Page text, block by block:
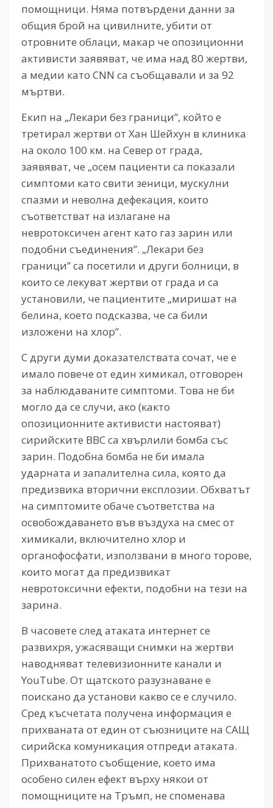
помощници. Няма потвърдени данни за
общия брой на цивилните, убити от
отровните облаци, макар че опозиционни
активисти заявяват, че има над 80 жертви,
а медии като CNN са съобщавали и за 92
мъртви.
Екип на „Лекари без граници”, който е
третирал жертви от Хан Шейхун в клиника
на около 100 км. на Север от града,
заявяват, че „осем пациенти са показали
симптоми като свити зеници, мускулни
спазми и неволна дефекация, които
съответстват на излагане на
невротоксичен агент като газ зарин или
подобни съединения”. „Лекари без
граници” са посетили и други болници, в
които се лекуват жертви от града и са
установили, че пациентите „миришат на
белина, което подсказва, че са били
изложени на хлор”.
С други думи доказателствата сочат, че е
имало повече от един химикал, отговорен
за наблюдаваните симптоми. Това не би
могло да се случи, ако (както
опозиционните активисти настояват)
сирийските ВВС са хвърлили бомба със
зарин. Подобна бомба не би имала
ударната и запалителна сила, която да
предизвика вторични експлозии. Обхватът
на симптомите обаче съответства на
освобождаването във въздуха на смес от
химикали, включително хлор и
органофосфати, използвани в много торове,
които могат да предизвикат
невротоксични ефекти, подобни на тези на
зарина.
В часовете след атаката интернет се
развихря, ужасяващи снимки на жертви
наводняват телевизионните канали и
YouTube. От щатското разузнаване е
поискано да установи какво се е случило.
Сред късчетата получена информация е
прихваната от един от съюзниците на САЩ
сирийска комуникация отпреди атаката.
Прихванатото съобщение, което има
особено силен ефект върху някои от
помощниците на Тръмп, не споменава